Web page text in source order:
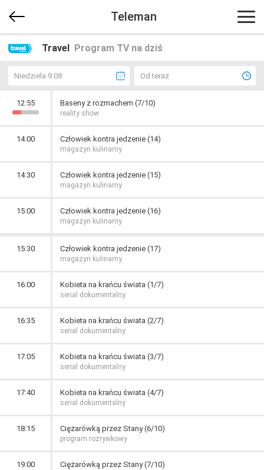
Teleman
Travel Program TV na dziś
Niedziela 9.08 Od teraz
12:55 Baseny z rozmachem (7/10)
reality show
14:00 Człowiek kontra jedzenie (14)
magazyn kulinarny
14:30 Człowiek kontra jedzenie (15)
magazyn kulinarny
15:00 Człowiek kontra jedzenie (16)
magazyn kulinarny
15:30 Człowiek kontra jedzenie (17)
magazyn kulinarny
16:00 Kobieta na krańcu świata (1/7)
serial dokumentalny
16:35 Kobieta na krańcu świata (2/7)
serial dokumentalny
17:05 Kobieta na krańcu świata (3/7)
serial dokumentalny
17:40 Kobieta na krańcu świata (4/7)
serial dokumentalny
18:15 Ciężarówką przez Stany (6/10)
program rozrywkowy
19:00 Ciężarówką przez Stany (7/10)